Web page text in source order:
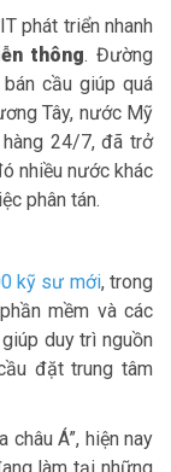
phát triển nhanh
thông. Đường
cầu giúp quá
Tây, nước Mỹ
24/7, đã trở
nhiều nước khác
phân tán.
kỹ sư mới, trong
mềm và các
duy trì nguồn
đặt trung tâm
Á”, hiện nay